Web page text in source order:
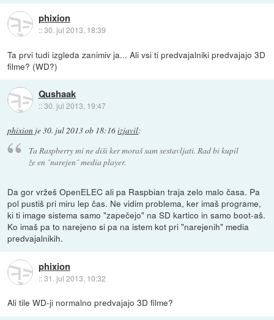
phixion
::30. jul 2013, 18:39
Ta prvi tudi izgleda zanimiv ja... Ali vsi ti predvajalniki predvajajo 3D
filme? (WD?)
Qushaak
::30. jul 2013, 19:47
phixion je30. jul 2013 ob 18:16izjavil:
Ta Raspberry mi ne diši ker moraš sam sestavljati. Rad bi kupil
že en ˝narejen˝ media player.
Da gor vržeš OpenELEC ali pa Raspbian traja zelo malo časa. Pa
pol pustiš pri miru lep čas. Ne vidim problema, ker imaš programe,
ki ti image sistema samo "zapečejo" na SD kartico in samo boot-aš.
Ko imaš pa to narejeno si pa na istem kot pri "narejenih" media
predvajalnikih.
phixion
::31. jul 2013, 10:32
Ali tile WD-ji normalno predvajajo 3D filme?